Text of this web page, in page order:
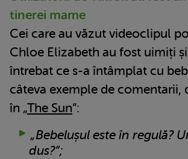
tinerei mame
Cei care au văzut videoclipul
Chloe Elizabeth au fost uimiți
întrebat ce s-a întâmplat cu
câteva exemple de comentarii,
în „The Sun”:
„Bebelușul este în regulă?
dus?”;